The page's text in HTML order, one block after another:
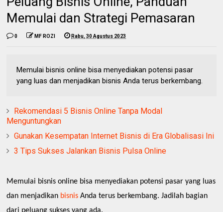
Memulai dan Strategi Pemasaran
0 MF ROZI Rabu, 30 Agustus 2023
Memulai bisnis online bisa menyediakan potensi pasar
yang luas dan menjadikan bisnis Anda terus berkembang.
Rekomendasi 5 Bisnis Online Tanpa Modal
Menguntungkan
Gunakan Kesempatan Internet Bisnis di Era Globalisasi Ini
3 Tips Sukses Jalankan Bisnis Pulsa Online
Memulai bisnis online bisa menyediakan potensi pasar yang luas
dan menjadikan bisnis Anda terus berkembang. Jadilah bagian
dari peluang sukses yang ada.